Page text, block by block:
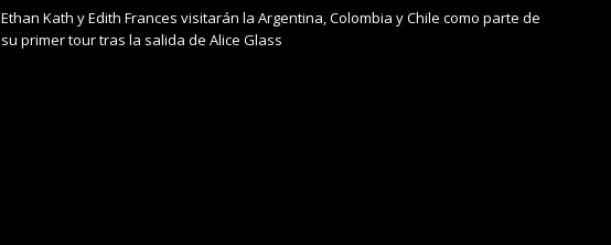
Ethan Kath y Edith Frances visitarán la Argentina, Colombia y Chile como parte de
su primer tour tras la salida de Alice Glass